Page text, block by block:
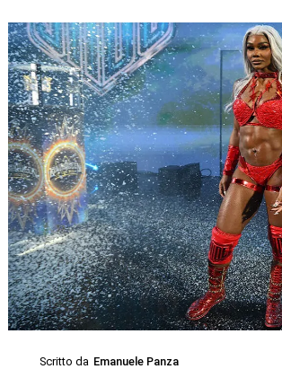
Scritto da Emanuele Panza